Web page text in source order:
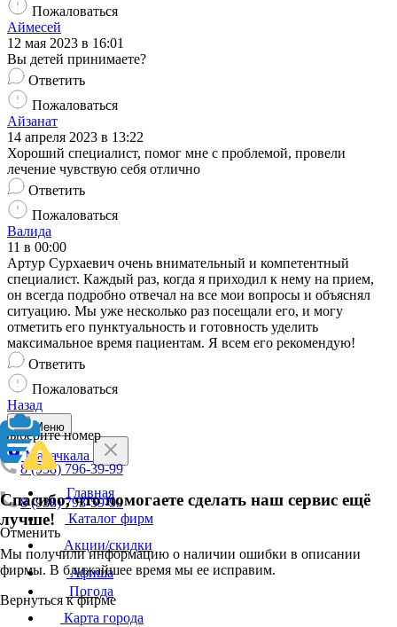
Пожаловаться
Аймесей
12 мая 2023 в 16:01
Вы детей принимаете?
Ответить
Пожаловаться
Айзанат
14 апреля 2023 в 13:22
Хороший специалист, помог мне с проблемой, провели
лечение чувствую себя отлично
Ответить
Пожаловаться
Валида
11 в 00:00
Артур Сурхаевич очень внимательный и компетентный
специалист. Каждый раз, когда я приходил к нему на прием,
он всегда подробно отвечал на все мои вопросы и объяснял
ситуацию. Мы уже несколько раз посещали его, и могу
отметить его пунктуальность и готовность уделить
максимальное время пациентам. Я всем его рекомендую!
Ответить
Пожаловаться
Назад
Выберите номер
8 (938) 796-39-99
8 (938) 793-59-99
Отменить
Спасибо, что помогаете сделать наш сервис ещё
лучше!
Мы получили информацию о наличии ошибки в описании
фирмы. В ближайшее время мы ее исправим.
Вернуться к фирме
Меню
Махачкала
Главная
Каталог фирм
Акции/скидки
Афиша
Погода
Карта города